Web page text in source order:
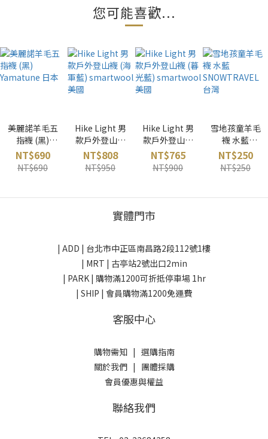
您可能喜歡...
美麗諾羊毛五
指襪 (黑)
Yamatune 日
本
NT$690
NT$690
Hike Light 男
款戶外登山襪
(海軍藍)
smartwool
美國
NT$808
NT$950
Hike Light 男
款戶外登山襪
(暮光藍)
smartwool
美國
NT$765
NT$900
雪地孩童羊毛
襪 水藍
SNOWTRAVE
L 台灣
NT$250
NT$250
實體門市
| ADD | 台北市中正區南昌路2段112號1樓
| MRT | 古亭站2號出口2min
| PARK | 購物滿1200可折抵停車場 1hr
| SHIP | 會員購物滿1200免運費
客服中心
購物需知| 選購指南
關於我們| 團體採購
會員優惠與權益
聯絡我們